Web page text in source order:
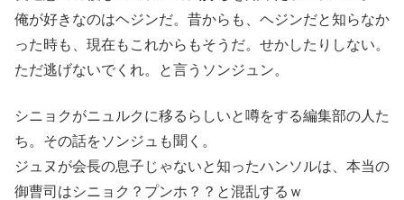
俺が好きなのはヘジンだ。昔からも、ヘジンだと知らなか
った時も、現在もこれからもそうだ。せかしたりしない。
ただ逃げないでくれ。と言うソンジュン。
シニョクがニュルクに移るらしいと噂をする編集部の人た
ち。その話をソンジュも聞く。
ジュヌが会長の息子じゃないと知ったハンソルは、本当の
御曹司はシニョク？プンホ？？と混乱するｗ